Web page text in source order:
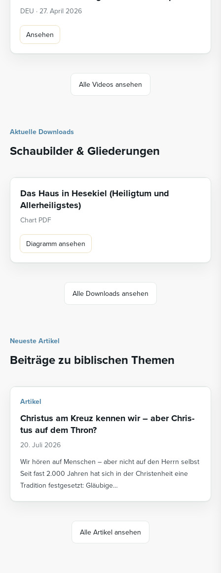
DEU · 27. April 2026
Ansehen
Alle Videos ansehen
Aktuelle Downloads
Schaubilder & Gliederungen
Das Haus in Hesekiel (Heiligtum und
Allerheiligstes)
Chart PDF
Diagramm ansehen
Alle Downloads ansehen
Neueste Artikel
Beiträge zu biblischen Themen
Artikel
Chris­tus am Kreuz ken­nen wir – aber Chris­
tus auf dem Thron?
20. Juli 2026
Wir hören auf Menschen – aber nicht auf den Herrn selbst
Seit fast 2.000 Jahren hat sich in der Christenheit eine
Tradition festgesetzt: Gläubige…
Alle Artikel ansehen